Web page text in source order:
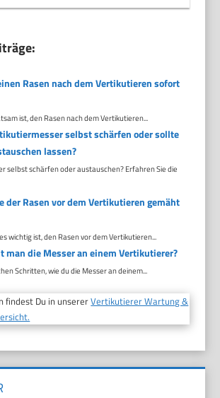
Rasen nach dem Vertikutieren sofort
ist, den Rasen nach dem Vertikutieren...
selbst schärfen oder sollte
lassen?
selbst schärfen oder austauschen? Erfahren Sie die
der Rasen vor dem Vertikutieren gemäht
wichtig ist, den Rasen vor dem Vertikutieren...
man die Messer an einem Vertikutierer?
Schritten, wie du die Messer an deinem...
findest Du in unsererVertikutierer Wartung &